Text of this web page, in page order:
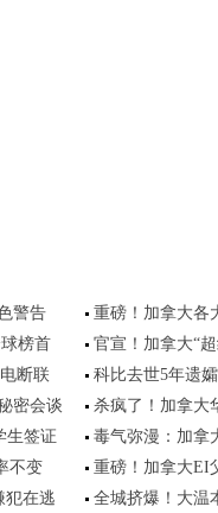
警告
重磅！加拿大各
榜首
官宣！加拿大“
断联
科比去世5年遗
密会谈
杀疯了！加拿大
生签证
毒气弥漫：加拿
不变
重磅！加拿大EI
犯在逃
全城挤爆！大温